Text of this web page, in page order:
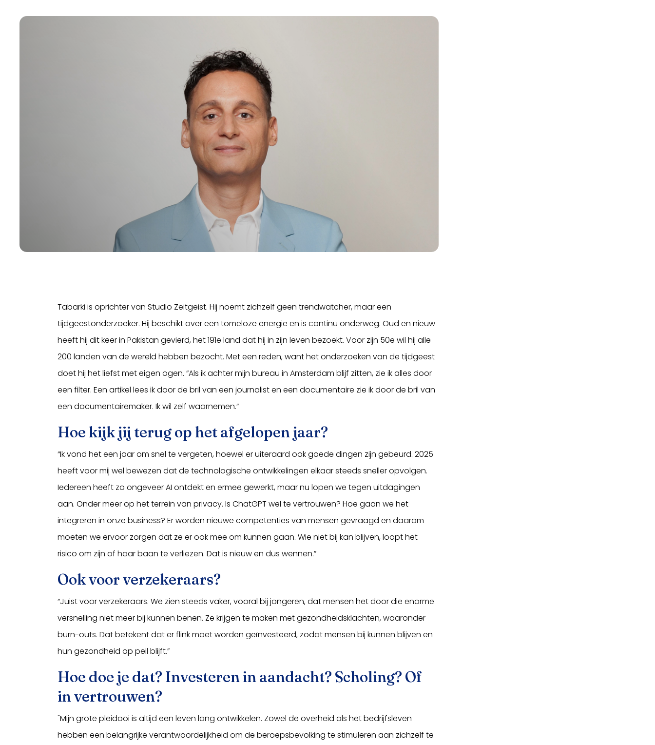
Tabarki is oprichter van Studio Zeitgeist. Hij noemt zichzelf geen trendwatcher, maar een
tijdgeestonderzoeker. Hij beschikt over een tomeloze energie en is continu onderweg. Oud en nieuw
heeft hij dit keer in Pakistan gevierd, het 191e land dat hij in zijn leven bezoekt. Voor zijn 50e wil hij alle
200 landen van de wereld hebben bezocht. Met een reden, want het onderzoeken van de tijdgeest
doet hij het liefst met eigen ogen. “Als ik achter mijn bureau in Amsterdam blijf zitten, zie ik alles door
een filter. Een artikel lees ik door de bril van een journalist en een documentaire zie ik door de bril van
een documentairemaker. Ik wil zelf waarnemen.”
Hoe kijk jij terug op het afgelopen jaar?
“Ik vond het een jaar om snel te vergeten, hoewel er uiteraard ook goede dingen zijn gebeurd. 2025
heeft voor mij wel bewezen dat de technologische ontwikkelingen elkaar steeds sneller opvolgen.
Iedereen heeft zo ongeveer AI ontdekt en ermee gewerkt, maar nu lopen we tegen uitdagingen
aan. Onder meer op het terrein van privacy. Is ChatGPT wel te vertrouwen? Hoe gaan we het
integreren in onze business? Er worden nieuwe competenties van mensen gevraagd en daarom
moeten we ervoor zorgen dat ze er ook mee om kunnen gaan. Wie niet bij kan blijven, loopt het
risico om zijn of haar baan te verliezen. Dat is nieuw en dus wennen.”
Ook voor verzekeraars?
“Juist voor verzekeraars. We zien steeds vaker, vooral bij jongeren, dat mensen het door die enorme
versnelling niet meer bij kunnen benen. Ze krijgen te maken met gezondheidsklachten, waaronder
burn-outs. Dat betekent dat er flink moet worden geïnvesteerd, zodat mensen bij kunnen blijven en
hun gezondheid op peil blijft.”
Hoe doe je dat? Investeren in aandacht? Scholing? Of
in vertrouwen?
"Mijn grote pleidooi is altijd een leven lang ontwikkelen. Zowel de overheid als het bedrijfsleven
hebben een belangrijke verantwoordelijkheid om de beroepsbevolking te stimuleren aan zichzelf te